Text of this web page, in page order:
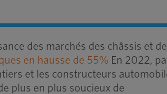
des marchés des châssis et
en hausse de 55% En 2022,
et les constructeurs
plus en plus soucieux de